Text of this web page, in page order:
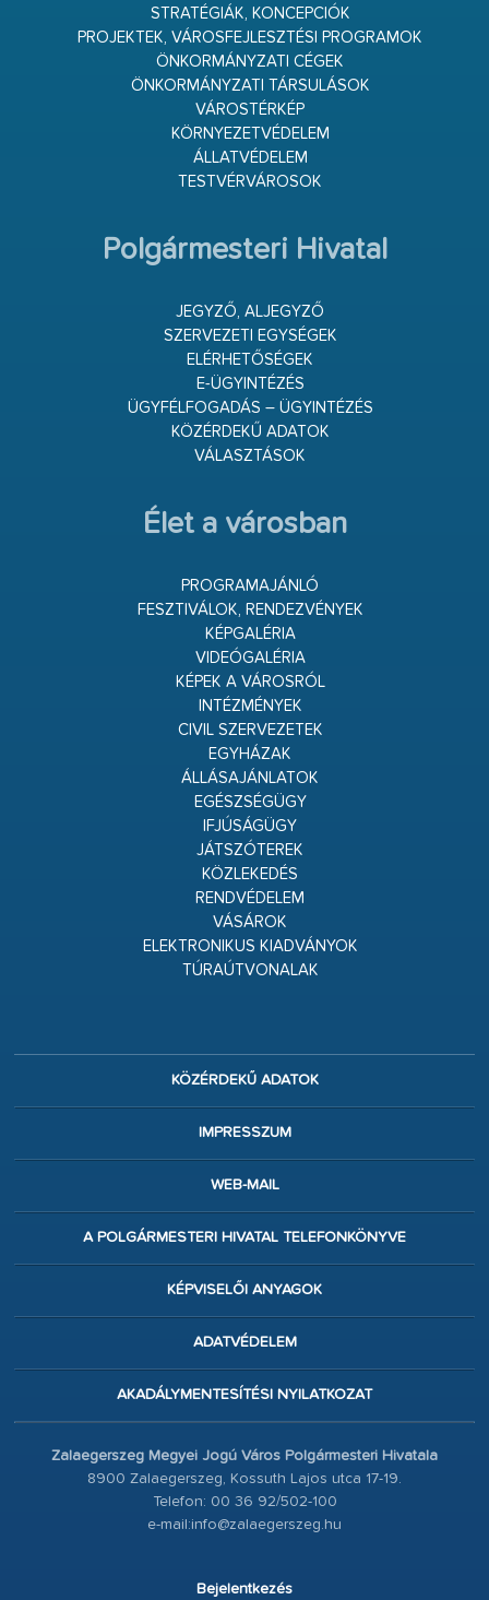
STRATÉGIÁK, KONCEPCIÓK
PROJEKTEK, VÁROSFEJLESZTÉSI PROGRAMOK
ÖNKORMÁNYZATI CÉGEK
ÖNKORMÁNYZATI TÁRSULÁSOK
VÁROSTÉRKÉP
KÖRNYEZETVÉDELEM
ÁLLATVÉDELEM
TESTVÉRVÁROSOK
Polgármesteri Hivatal
JEGYZŐ, ALJEGYZŐ
SZERVEZETI EGYSÉGEK
ELÉRHETŐSÉGEK
E-ÜGYINTÉZÉS
ÜGYFÉLFOGADÁS – ÜGYINTÉZÉS
KÖZÉRDEKŰ ADATOK
VÁLASZTÁSOK
Élet a városban
PROGRAMAJÁNLÓ
FESZTIVÁLOK, RENDEZVÉNYEK
KÉPGALÉRIA
VIDEÓGALÉRIA
KÉPEK A VÁROSRÓL
INTÉZMÉNYEK
CIVIL SZERVEZETEK
EGYHÁZAK
ÁLLÁSAJÁNLATOK
EGÉSZSÉGÜGY
IFJÚSÁGÜGY
JÁTSZÓTEREK
KÖZLEKEDÉS
RENDVÉDELEM
VÁSÁROK
ELEKTRONIKUS KIADVÁNYOK
TÚRAÚTVONALAK
KÖZÉRDEKŰ ADATOK
IMPRESSZUM
WEB-MAIL
A POLGÁRMESTERI HIVATAL TELEFONKÖNYVE
KÉPVISELŐI ANYAGOK
ADATVÉDELEM
AKADÁLYMENTESÍTÉSI NYILATKOZAT
Zalaegerszeg Megyei Jogú Város Polgármesteri Hivatala
8900 Zalaegerszeg, Kossuth Lajos utca 17-19.
Telefon: 00 36 92/502-100
e-mail:info@zalaegerszeg.hu
Bejelentkezés